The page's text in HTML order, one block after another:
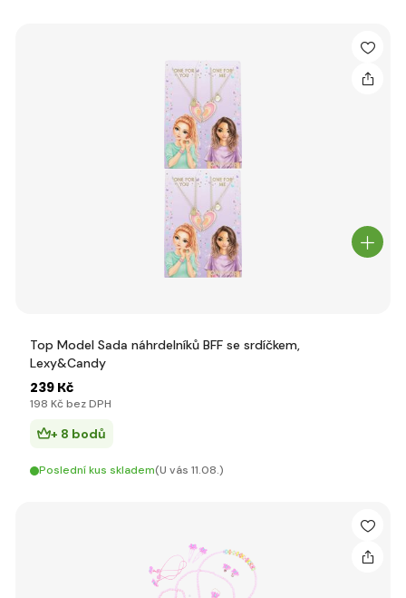
Top Model Sada náhrdelníků BFF se srdíčkem,
Lexy&Candy
239 Kč
198 Kč bez DPH
+ 8 bodů
Poslední kus skladem(U vás 11.08.)